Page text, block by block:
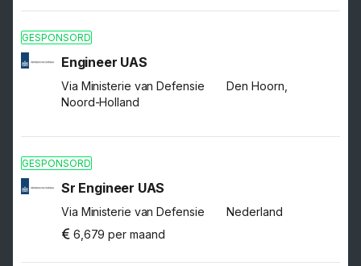
GESPONSORD
Engineer UAS
Via Ministerie van Defensie
Den Hoorn,
Noord-Holland
GESPONSORD
Sr Engineer UAS
Via Ministerie van Defensie
Nederland
6,679 per maand